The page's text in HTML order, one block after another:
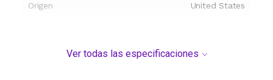
Origen United States
Ver todas las especificaciones